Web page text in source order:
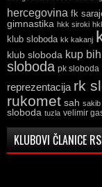
hercegovina fk
gimnastika hkk siroki
klub sloboda kk kakanj
klub sloboda kup bih
sloboda pk sloboda
reprezentacija rk
rukomet sah sakib
sloboda tuzla velimir
KLUBOVI ČLANICE